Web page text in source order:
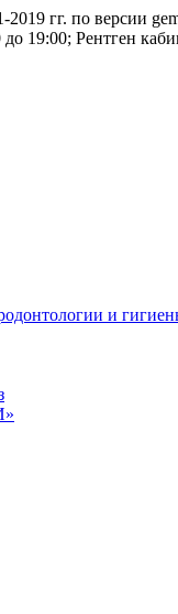
гг. по версии
19:00; Рентген
и